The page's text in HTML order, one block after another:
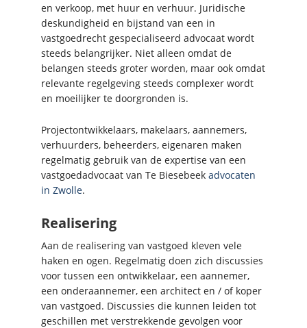
en verkoop, met huur en verhuur. Juridische
deskundigheid en bijstand van een in
vastgoedrecht gespecialiseerd advocaat wordt
steeds belangrijker. Niet alleen omdat de
belangen steeds groter worden, maar ook omdat
relevante regelgeving steeds complexer wordt
en moeilijker te doorgronden is.
Projectontwikkelaars, makelaars, aannemers,
verhuurders, beheerders, eigenaren maken
regelmatig gebruik van de expertise van een
vastgoedadvocaat van Te Biesebeek advocaten
in Zwolle.
Realisering
Aan de realisering van vastgoed kleven vele
haken en ogen. Regelmatig doen zich discussies
voor tussen een ontwikkelaar, een aannemer,
een onderaannemer, een architect en / of koper
van vastgoed. Discussies die kunnen leiden tot
geschillen met verstrekkende gevolgen voor